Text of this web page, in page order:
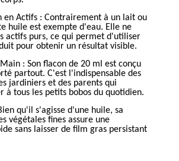
en Actifs : Contrairement à un lait ou
huile est exempte d'eau. Elle ne
actifs purs, ce qui permet d'utiliser
pour obtenir un résultat visible.
: Son flacon de 20 ml est conçu
partout. C'est l'indispensable des
jardiniers et des parents qui
à tous les petits bobos du quotidien.
qu'il s'agisse d'une huile, sa
végétales fines assure une
sans laisser de film gras persistant